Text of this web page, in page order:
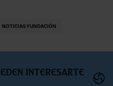
NOTICIAS FUNDACIÓN
interesarte